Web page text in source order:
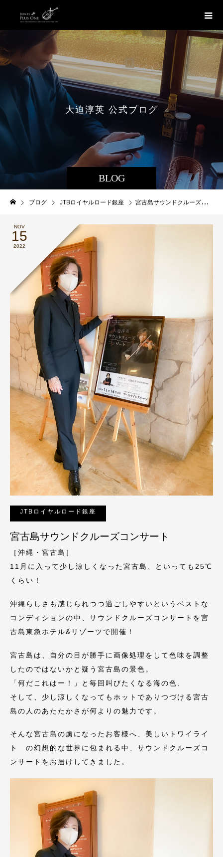
BLOG
大迫淳英 公式ブ ロ グ
ブログ JTBロイヤルロード銀座 宮古島サウンドクルーズコンサート
NOV
15
2022
JTBロイヤルロード銀座
宮古島サウンドクルーズコンサート
［沖縄・宮古島］
11月に入って少し涼しくなった宮古島、といっても25℃
くらい！
沖縄らしさも感じられつつ過ごしやすいというベストな
コンディションの中、サウンドクルーズコンサートを宮
古島東急ホテル&リゾーツで開催！
宮古島は、自分の目が勝手に画像処理をして色味を調整
したのではないかと疑う宮古島の景色。
「何だこれはー！」と毎回叫びたくなる海の色、
そして、少し涼しくなってもホットでありつづける宮古
島の人のあたたかさが何よりの魅力です。
そんな宮古島の虜になったお客様へ、美しいトワイライ
ト の幻想的な世界に包まれる中、サウンドクルーズコ
ンサートをお届けしてきました。